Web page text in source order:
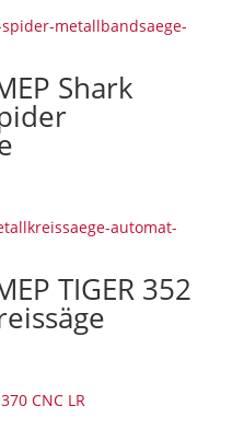
Shark
TIGER 352